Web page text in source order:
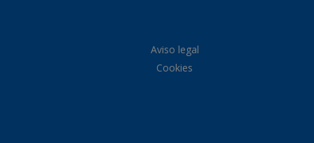
Aviso legal
Cookies